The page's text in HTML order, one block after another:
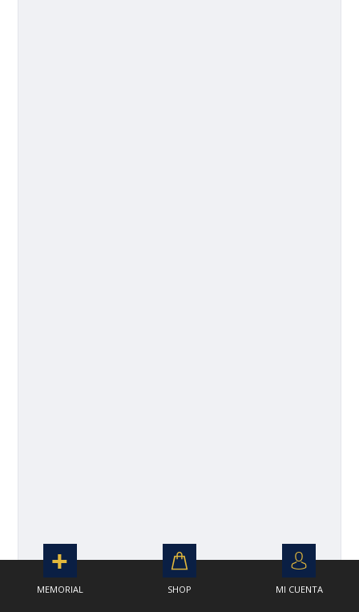
MEMORIAL SHOP MI CUENTA